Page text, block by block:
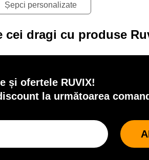
Șepci personalizate
cei dragi cu produse
și ofertele RUVIX!
la următoarea